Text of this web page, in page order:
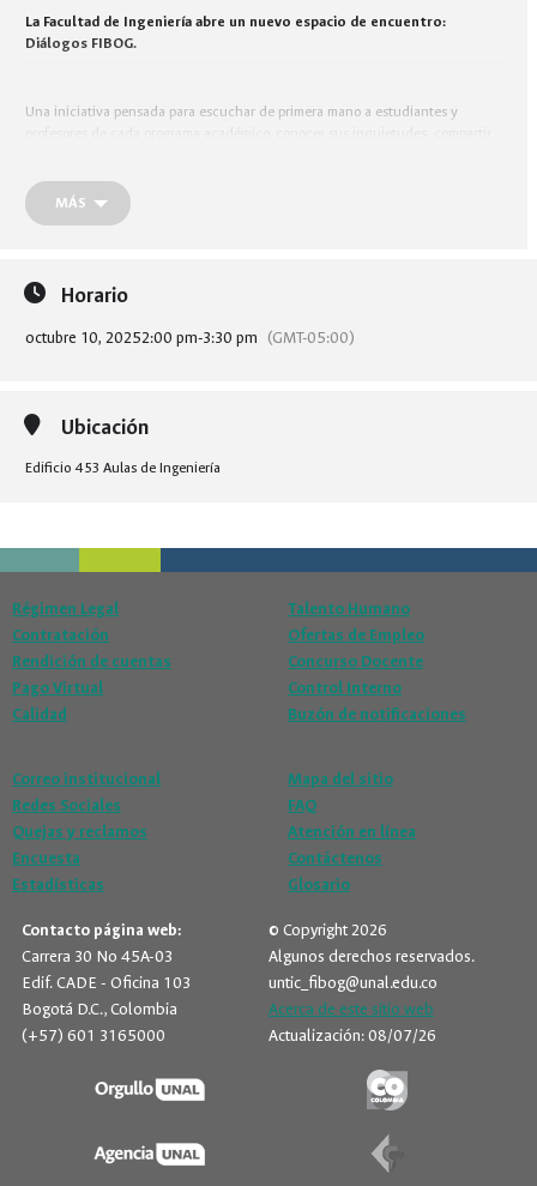
La Facultad de Ingeniería abre un nuevo espacio de encuentro:
Diálogos FIBOG.
Una iniciativa pensada para escuchar de primera mano a estudiantes y
necesidades, propuestas y logros.
construyendo una Facultad más equitativa, participativa y cercana.
MÁS
Horario
octubre 10, 20252:00 pm-3:30 pm (GMT-05:00)
Ubicación
Edificio 453 Aulas de Ingeniería
Régimen Legal
Contratación
Rendición de cuentas
Pago Virtual
Calidad
Talento Humano
Ofertas de Empleo
Concurso Docente
Control Interno
Buzón de notificaciones
Correo institucional
Redes Sociales
Quejas y reclamos
Encuesta
Estadísticas
Mapa del sitio
FAQ
Atención en línea
Contáctenos
Glosario
Contacto página web:
Carrera 30 No 45A-03
Edif. CADE - Oficina 103
Bogotá D.C., Colombia
(+57) 601 3165000
© Copyright 2026
Algunos derechos reservados.
untic_fibog@unal.edu.co
Acerca de este sitio web
Actualización: 08/07/26